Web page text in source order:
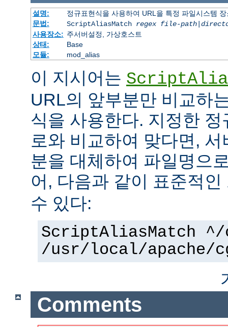
설명:
정규표현식을 사용하여 URL을 특정 파일시스템
문법:
ScriptAliasMatch regex file-path|
사용장소: 주서버설정, 가상호스트
상태:
Base
모듈:
mod_alias
이 지시어는
URL의 앞부분만 비교하
식을 사용한다. 지정한
로와 비교하여 맞다면,
분을 대체하여 파일명으
어, 다음과 같이 표준적인
수 있다:
ScriptAliasMatch
/usr/local/apache/
Comments